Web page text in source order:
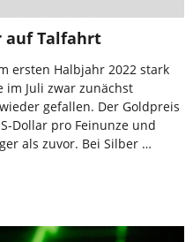
auf Talfahrt
ersten Halbjahr 2022 stark
im Juli zwar zunächst
gefallen. Der Goldpreis
Dollar pro Feinunze und
als zuvor. Bei Silber …